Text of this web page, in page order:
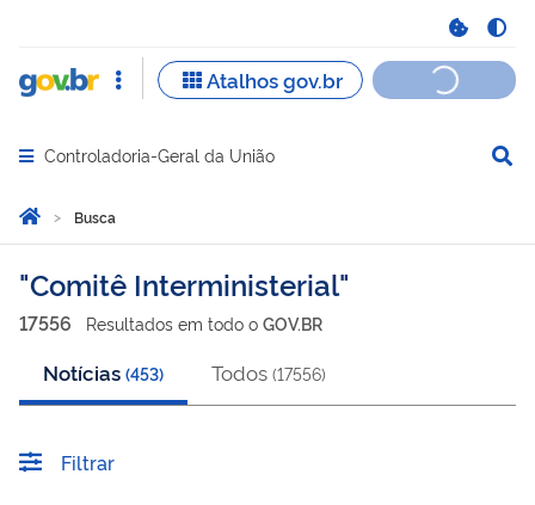
Abrir menu principal de navegação
Controladoria-Geral da União
Você está aqui:
Página Inicial
Busca
Busca
Comitê Interministerial
17556 Resultados em todo o GOV.BR
Notícias (453) Todos (17556)
Filtrar